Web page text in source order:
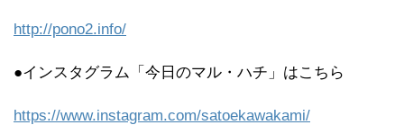
http://pono2.info/
●インスタグラム「今日のマル・ハチ」はこちら
https://www.instagram.com/satoekawakami/